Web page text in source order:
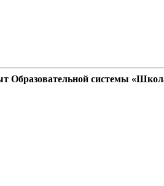
Образовательной системы